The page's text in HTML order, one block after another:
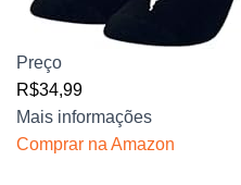
Preço
R$34,99
Mais informações
Comprar na Amazon